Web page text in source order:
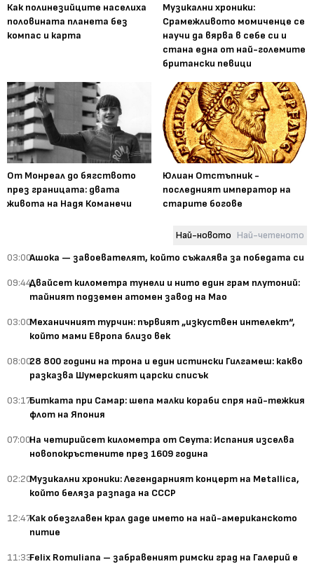
Как полинезийците населиха
половината планета без
компас и карта
Музикални хроники:
Срамежливото момиченце се
научи да вярва в себе си и
стана една от най-големите
британски певици
От Монреал до бягството
през границата: двата
живота на Надя Команечи
Юлиан Отстъпник -
последният император на
старите богове
Най-новото Най-четеното
03:00Ашока — завоевателят, който съжалява за победата си
09:44Двайсет километра тунели и нито един грам плутоний:
тайният подземен атомен завод на Мао
03:00Механичният турчин: първият „изкуствен интелект“,
който мами Европа близо век
08:0028 800 години на трона и един истински Гилгамеш: какво
разказва Шумерският царски списък
03:17Битката при Самар: шепа малки кораби спря най-тежкия
флот на Япония
07:00На четирийсет километра от Сеута: Испания изселва
новопокръстените през 1609 година
02:20Музикални хроники: Легендарният концерт на Metallica,
който беляза разпада на СССР
12:47Как обезглавен крал даде името на най-американското
питие
11:33Felix Romuliana – забравеният римски град на Галерий е